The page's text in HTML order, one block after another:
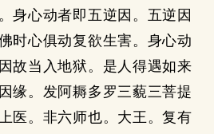
身心动者即五逆因。五逆因
时心俱动复欲生害。身心动
故当入地狱。是人得遇如来
缘。发阿耨多罗三藐三菩提
医。非六师也。大王。复有